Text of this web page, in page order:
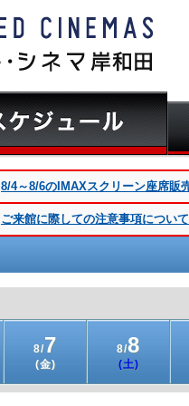
8/4～8/6のIMAXスクリーン座席販
ご来館に際しての注意事項につい
8/7
(金)
8/8
(土)